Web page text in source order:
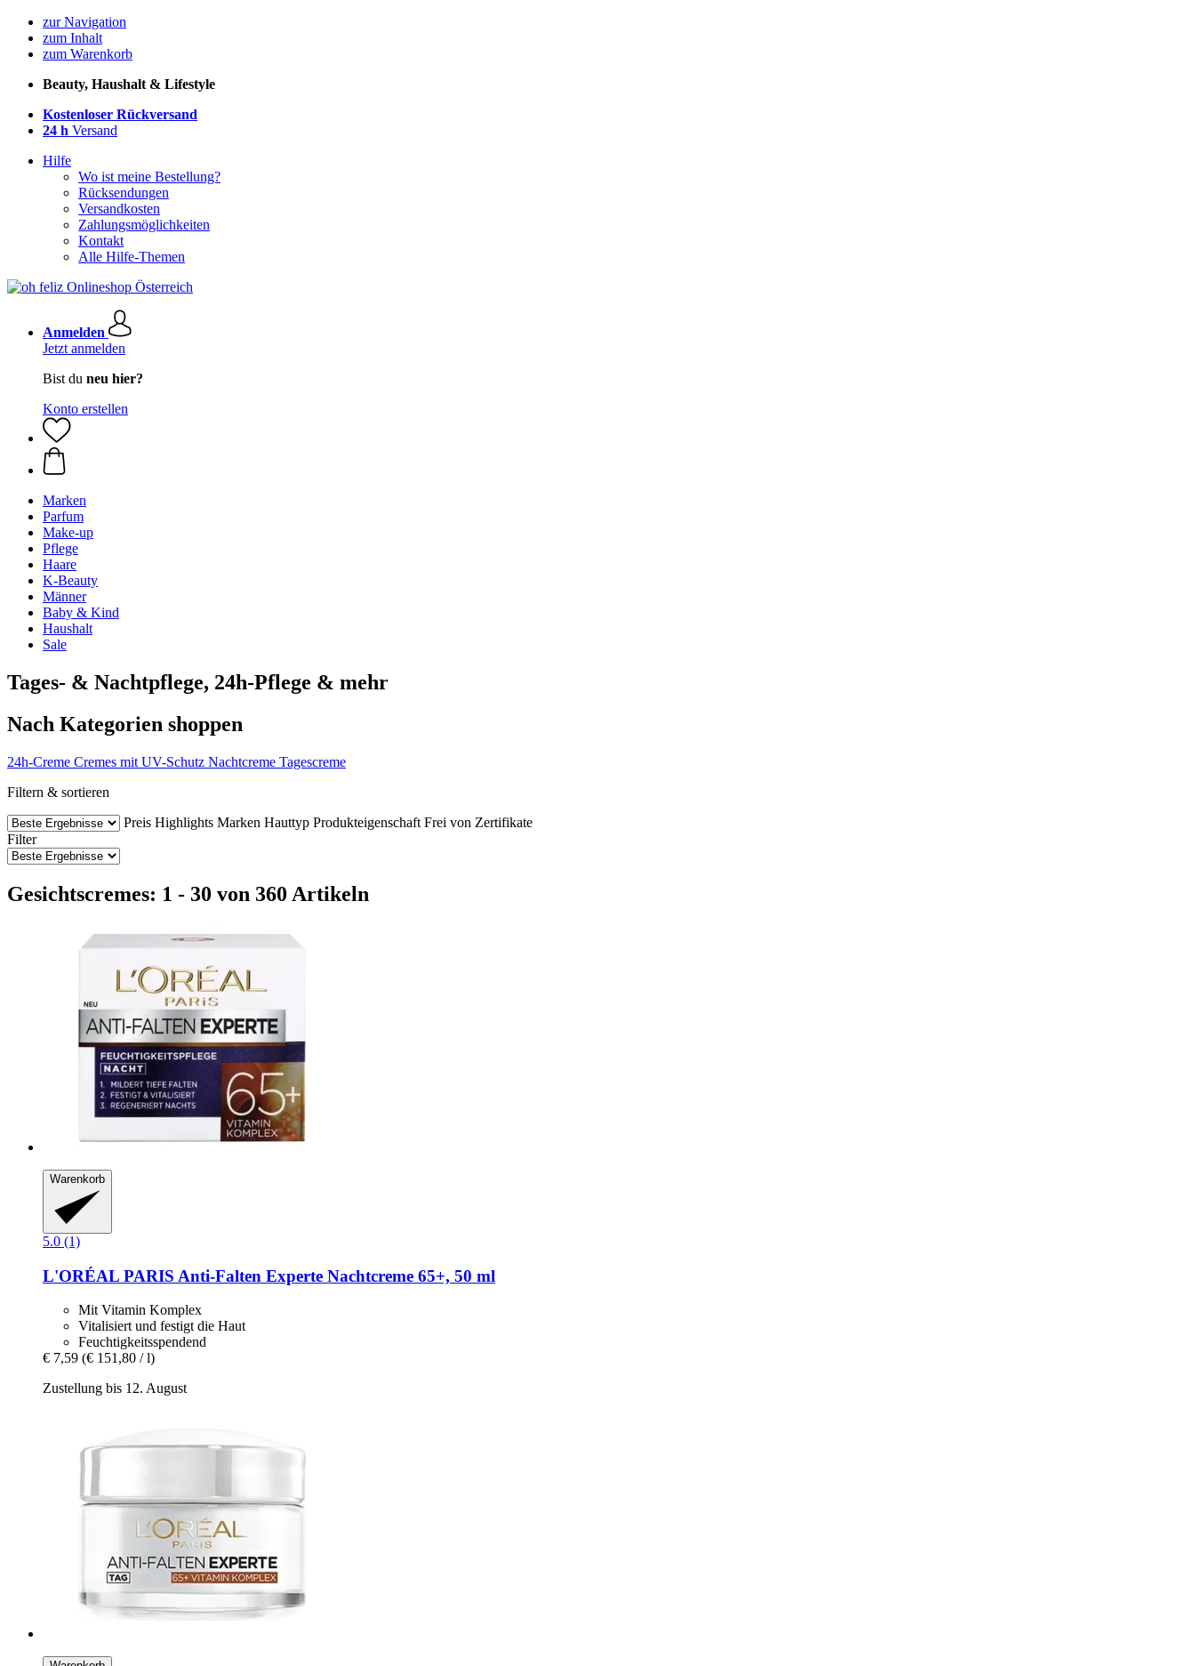
zur Navigation
zum Inhalt
zum Warenkorb
Beauty, Haushalt & Lifestyle
Kostenloser Rückversand
24 h Versand
Hilfe
Wo ist meine Bestellung?
Rücksendungen
Versandkosten
Zahlungsmöglichkeiten
Kontakt
Alle Hilfe-Themen
Anmelden
Jetzt anmelden
Bist du neu hier?
Konto erstellen
Marken
Parfum
Make-up
Pflege
Haare
K-Beauty
Männer
Baby & Kind
Haushalt
Sale
Tages- & Nachtpflege, 24h-Pflege & mehr
Nach Kategorien shoppen
24h-Creme Cremes mit UV-Schutz Nachtcreme Tagescreme
Filtern & sortieren
Preis Highlights Marken Hauttyp Produkteigenschaft Frei von Zertifikate
Filter
Gesichtscremes: 1 - 30 von 360 Artikeln
Warenkorb
5.0 (1)
L'ORÉAL PARIS Anti-​Falten Experte Nachtcreme 65+, 50 ml
Mit Vitamin Komplex
Vitalisiert und festigt die Haut
Feuchtigkeitsspendend
€ 7,59 (€ 151,80 / l)
Zustellung bis 12. August